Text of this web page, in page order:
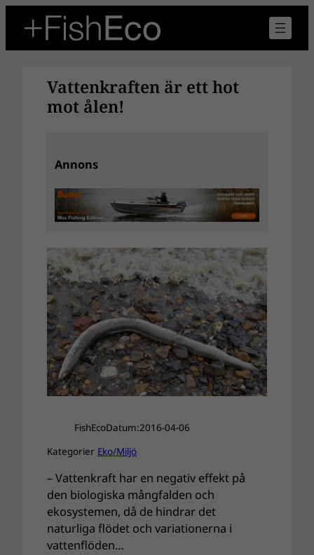
innehåll
Vattenkraften är ett hot
mot ålen!
Annons
FishEcoDatum:2016-04-06
Kategorier Eko/Miljö
– Vattenkraft har en negativ effekt på
den biologiska mångfalden och
ekosystemen, då de hindrar det
naturliga flödet och variationerna i
vattenflöden…